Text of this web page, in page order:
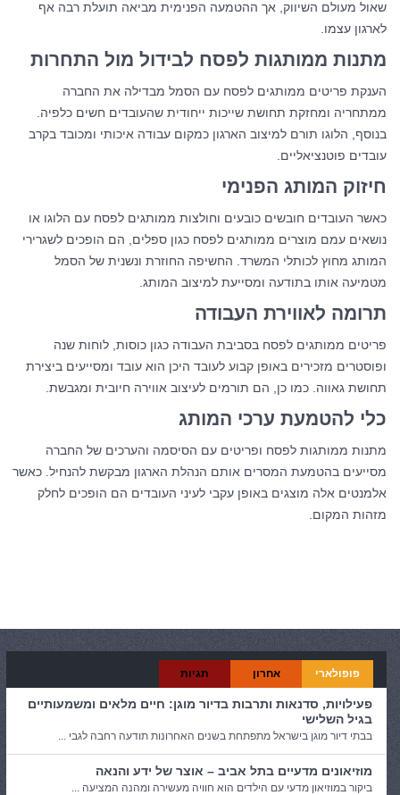
שאול מעולם השיווק, אך ההטמעה הפנימית מביאה תועלת רבה אף
לארגון עצמו.
מתנות ממותגות לפסח לבידול מול התחרות
הענקת פריטים ממותגים לפסח עם הסמל מבדילה את החברה
ממתחריה ומחזקת תחושת שייכות ייחודית שהעובדים חשים כלפיה.
בנוסף, הלוגו תורם למיצוב הארגון כמקום עבודה איכותי ומכובד בקרב
עובדים פוטנציאליים.
חיזוק המותג הפנימי
כאשר העובדים חובשים כובעים וחולצות ממותגים לפסח עם הלוגו או
נושאים עמם מוצרים ממותגים לפסח כגון ספלים, הם הופכים לשגרירי
המותג מחוץ לכותלי המשרד. החשיפה החוזרת ונשנית של הסמל
מטמיעה אותו בתודעה ומסייעת למיצוב המותג.
תרומה לאווירת העבודה
פריטים ממותגים לפסח בסביבת העבודה כגון כוסות, לוחות שנה
ופוסטרים מזכירים באופן קבוע לעובד היכן הוא עובד ומסייעים ביצירת
תחושת גאווה. כמו כן, הם תורמים לעיצוב אווירה חיובית ומגבשת.
כלי להטמעת ערכי המותג
מתנות ממותגות לפסח ופריטים עם הסיסמה והערכים של החברה
מסייעים בהטמעת המסרים אותם הנהלת הארגון מבקשת להנחיל. כאשר
אלמנטים אלה מוצגים באופן עקבי לעיני העובדים הם הופכים לחלק
מזהות המקום.
פופולארי אחרון תגיות
פעילויות, סדנאות ותרבות בדיור מוגן: חיים מלאים ומשמעותיים
בגיל השלישי
בבתי דיור מוגן בישראל מתפתחת בשנים האחרונות תודעה רחבה לגבי ...
מוזיאונים מדעיים בתל אביב – אוצר של ידע והנאה
ביקור במוזיאון מדעי עם הילדים הוא חוויה מעשירה ומהנה המציעה ...